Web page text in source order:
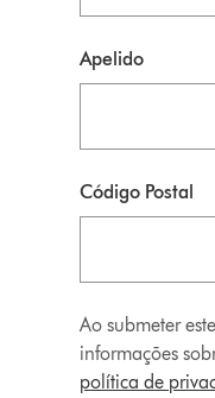
Apelido
Código Postal
Ao submeter
informações
política de